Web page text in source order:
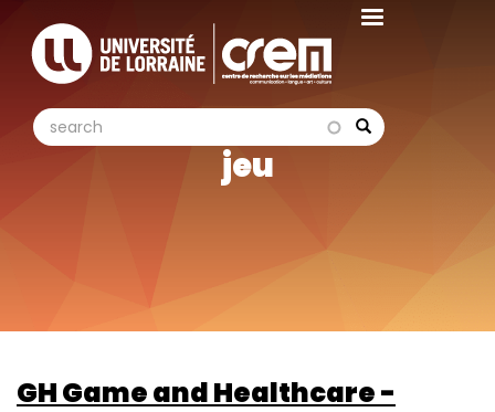
contenu
Search
search search
jeu
GH Game and Healthcare -